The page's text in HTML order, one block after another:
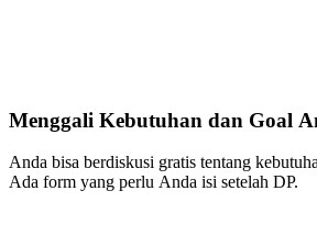
Menggali Kebutuhan dan Goal
Anda bisa berdiskusi gratis tentang
Ada form yang perlu Anda isi setelah DP.